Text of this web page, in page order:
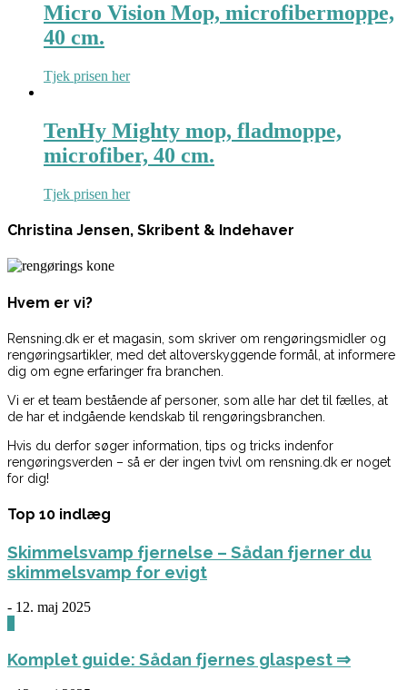
Micro Vision Mop, microfibermoppe,
40 cm.
Tjek prisen her
TenHy Mighty mop, fladmoppe,
microfiber, 40 cm.
Tjek prisen her
Christina Jensen, Skribent & Indehaver
Hvem er vi?
Rensning.dk er et magasin, som skriver om rengøringsmidler og
rengøringsartikler, med det altoverskyggende formål, at informere
dig om egne erfaringer fra branchen.
Vi er et team bestående af personer, som alle har det til fælles, at
de har et indgående kendskab til rengøringsbranchen.
Hvis du derfor søger information, tips og tricks indenfor
rengøringsverden – så er der ingen tvivl om rensning.dk er noget
for dig!
Top 10 indlæg
Skimmelsvamp fjernelse – Sådan fjerner du
skimmelsvamp for evigt
- 12. maj 2025
Komplet guide: Sådan fjernes glaspest ⇒